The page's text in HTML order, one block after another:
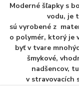
Moderné šľapky s
vodu, je
sú vyrobené z
o polymér, ktorý je
byť v tvare
šmykové,
nadšencov,
v stravovacích